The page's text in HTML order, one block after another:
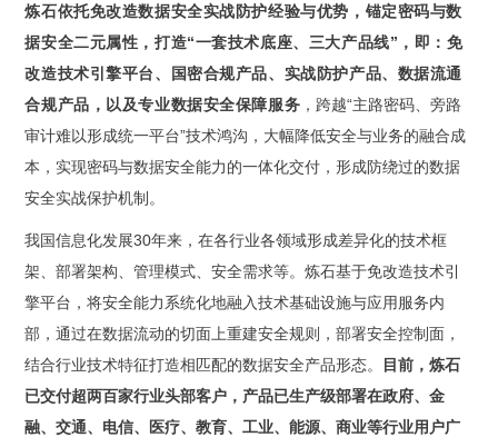
炼石依托免改造数据安全实战防护经验与优势 ，锚定密码与数
据安全二元属性，打造“一套技术底座、三大产品线”，即：免
改造技术引擎平台、国密合规产品、实战防护产品、数据流通
合规产品，以及专业数据安全保障服务 ，跨越“主路密码、旁路
审计难以形成统一平台”技术鸿沟，大幅降低安全与业务的融合成
本，实现密码与数据安全能力的一体化交付，形成防绕过的数据
安全实战保护机制。
我国信息化发展30年来，在各行业各领域形成差异化的技术框
架、部署架构、管理模式、安全需求等。炼石基于免改造技术引
擎平台，将安全能力系统化地融入技术基础设施与应用服务内
部，通过在数据流动的切面上重建安全规则，部署安全控制面，
结合行业技术特征打造相匹配的数据安全产品形态。
目前，炼石
已交付超两百家行业头部客户，产品已生产级部署在政府、金
融、交通、电信、医疗、教育、工业、能源、商业等行业用户广